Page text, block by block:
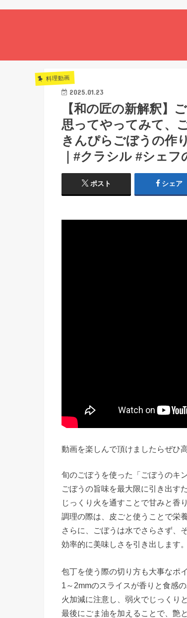
料理動画
2025.01.23
【和の匠の新解釈】
思ってやってみて、
きんぴらごぼうの作
｜#クラシル #シェ
ポスト シェア
動画を楽しんで頂けましたらぜひ
旬のごぼうを使った「ごぼうのキ
ごぼうの旨味を最大限に引き出す
じっくり火を通すことで甘みと香
調理の際は、皮ごと使うことで栄
さらに、ごぼうは水でさらさず、
効率的に美味しさを引き出します。
包丁を使う際の切り方も大事なポイ
1～2mmのスライスが香りと食感
火加減に注意し、弱火でじっくり
最後にごま油を加えることで、艶